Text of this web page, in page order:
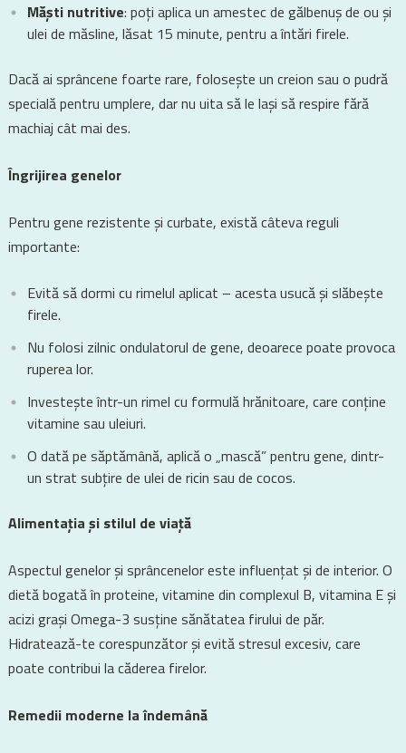
Măști nutritive: poți aplica un amestec de gălbenuș de ou și
ulei de măsline, lăsat 15 minute, pentru a întări firele.
Dacă ai sprâncene foarte rare, folosește un creion sau o pudră
specială pentru umplere, dar nu uita să le lași să respire fără
machiaj cât mai des.
Îngrijirea genelor
Pentru gene rezistente și curbate, există câteva reguli
importante:
Evită să dormi cu rimelul aplicat – acesta usucă și slăbește
firele.
Nu folosi zilnic ondulatorul de gene, deoarece poate provoca
ruperea lor.
Investește într-un rimel cu formulă hrănitoare, care conține
vitamine sau uleiuri.
O dată pe săptămână, aplică o „mască” pentru gene, dintr-
un strat subțire de ulei de ricin sau de cocos.
Alimentația și stilul de viață
Aspectul genelor și sprâncenelor este influențat și de interior. O
dietă bogată în proteine, vitamine din complexul B, vitamina E și
acizi grași Omega-3 susține sănătatea firului de păr.
Hidratează-te corespunzător și evită stresul excesiv, care
poate contribui la căderea firelor.
Remedii moderne la îndemână